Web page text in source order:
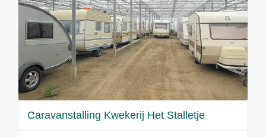
Caravanstalling Kwekerij Het Stalletje